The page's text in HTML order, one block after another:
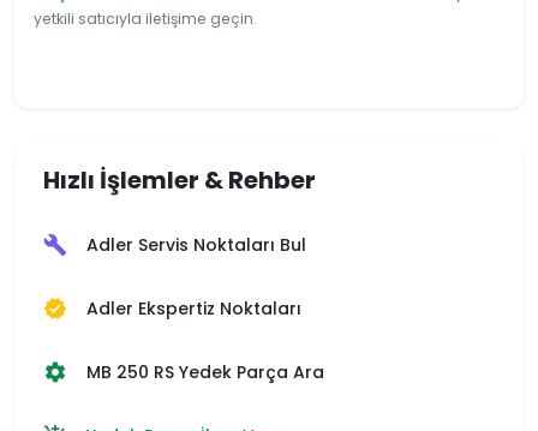
yetkili satıcıyla iletişime geçin.
Hızlı İşlemler & Rehber
build Adler Servis Noktaları Bul
verified Adler Ekspertiz Noktaları
settings MB 250 RS Yedek Parça Ara